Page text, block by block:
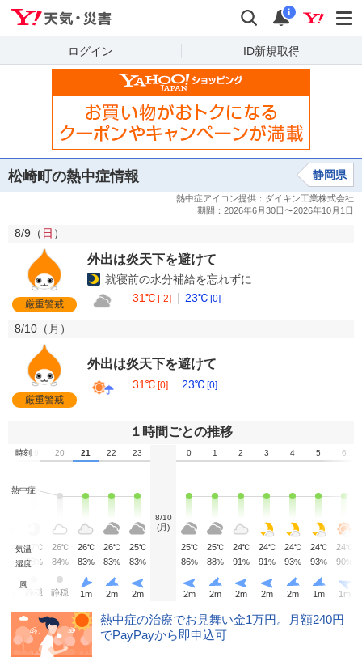
検索 通知
i
ログイン ID新規取得
松崎町の熱中症情報 静岡県
8/9（ 日 ）
厳重警戒
外出は炎天下を避けて
就寝前の水分補給を忘れずに
31℃ [-2] 23℃ [0]
8/10（ 月 ）
厳重警戒
外出は炎天下を避けて
31℃ [0] 23℃ [0]
１時間ごとの推移
時刻19 20 21 22 23
8/10
(月)
0 1 2 3 4 5 6
熱中症
気温
℃ 27 ℃ 26℃ 26℃ 26℃ 25℃ 25℃ 25℃ 24℃ 24℃ 24℃ 24℃ 24℃
湿度
% 78 % 84% 83% 83% 83% 86% 88% 91% 91% 93% 93% 90%
風
静穏 静穏 1m 2m 2m 2m 2m 2m 2m 2m 1m 1 m
熱中症の治療でお見舞い金1万円。月額240円
でPayPayから即申込可